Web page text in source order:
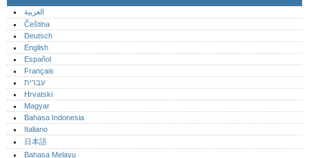
العربية
Čeština
Deutsch
English
Español
Français
עברית
Hrvatski
Magyar
Bahasa Indonesia
Italiano
日本語
Bahasa Melayu